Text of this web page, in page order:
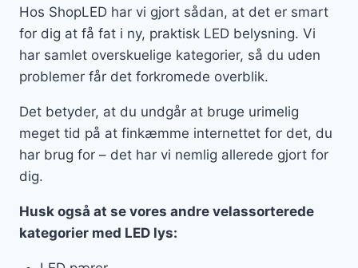
Hos ShopLED har vi gjort sådan, at det er smart
for dig at få fat i ny, praktisk LED belysning. Vi
har samlet overskuelige kategorier, så du uden
problemer får det forkromede overblik.
Det betyder, at du undgår at bruge urimelig
meget tid på at finkæmme internettet for det, du
har brug for – det har vi nemlig allerede gjort for
dig.
Husk også at se vores andre velassorterede
kategorier med LED lys: